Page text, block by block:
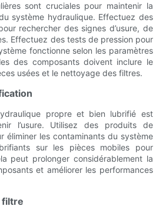
sont cruciales pour maintenir la
système hydraulique. Effectuez des
rechercher des signes d’usure, de
Effectuez des tests de pression pour
fonctionne selon les paramètres
des composants doivent inclure le
usées et le nettoyage des filtres.
propre et bien lubrifié est
l’usure. Utilisez des produits de
éliminer les contaminants du système
sur les pièces mobiles pour
peut prolonger considérablement la
et améliorer les performances
filtre